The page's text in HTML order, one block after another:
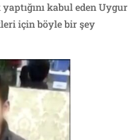
kabul eden Uygur
için böyle bir şey